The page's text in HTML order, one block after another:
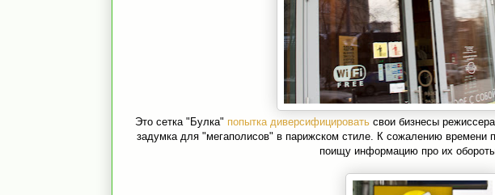
Это сетка "Булка" попытка диверсифицировать свои бизнесы
задумка для "мегаполисов" в парижском стиле. К сожалению времени
поищу информацию про их обороты